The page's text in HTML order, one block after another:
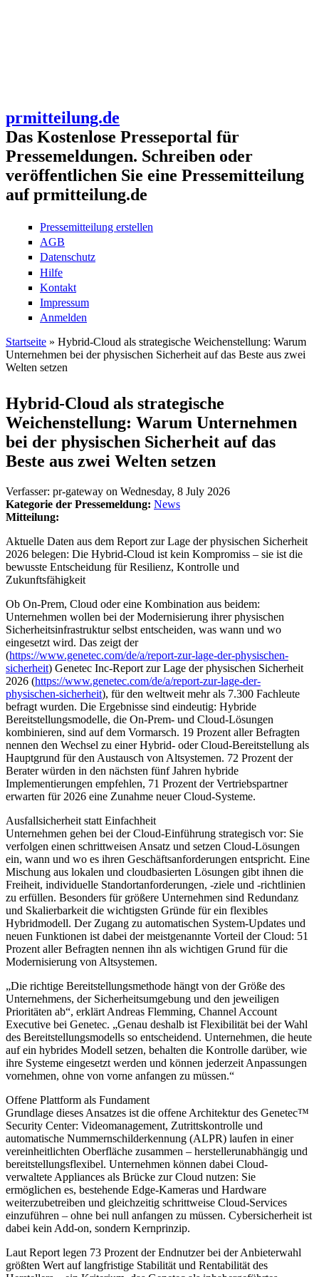
prmitteilung.de
Das Kostenlose Presseportal für
Pressemeldungen. Schreiben oder
veröffentlichen Sie eine Pressemitteilung
auf prmitteilung.de
Pressemitteilung erstellen
AGB
Datenschutz
Hilfe
Kontakt
Impressum
Anmelden
Sie sind hier
Startseite » Hybrid-Cloud als strategische Weichenstellung: Warum
Unternehmen bei der physischen Sicherheit auf das Beste aus zwei
Welten setzen
Hybrid-Cloud als strategische
Weichenstellung: Warum Unternehmen
bei der physischen Sicherheit auf das
Beste aus zwei Welten setzen
Verfasser: pr-gateway on Wednesday, 8 July 2026
Kategorie der Pressemeldung: News
Mitteilung:
Aktuelle Daten aus dem Report zur Lage der physischen Sicherheit
2026 belegen: Die Hybrid-Cloud ist kein Kompromiss – sie ist die
bewusste Entscheidung für Resilienz, Kontrolle und
Zukunftsfähigkeit
Ob On-Prem, Cloud oder eine Kombination aus beidem:
Unternehmen wollen bei der Modernisierung ihrer physischen
Sicherheitsinfrastruktur selbst entscheiden, was wann und wo
eingesetzt wird. Das zeigt der
(https://www.genetec.com/de/a/report-zur-lage-der-physischen-
sicherheit) Genetec Inc-Report zur Lage der physischen Sicherheit
2026 (https://www.genetec.com/de/a/report-zur-lage-der-
physischen-sicherheit), für den weltweit mehr als 7.300 Fachleute
befragt wurden. Die Ergebnisse sind eindeutig: Hybride
Bereitstellungsmodelle, die On-Prem- und Cloud-Lösungen
kombinieren, sind auf dem Vormarsch. 19 Prozent aller Befragten
nennen den Wechsel zu einer Hybrid- oder Cloud-Bereitstellung als
Hauptgrund für den Austausch von Altsystemen. 72 Prozent der
Berater würden in den nächsten fünf Jahren hybride
Implementierungen empfehlen, 71 Prozent der Vertriebspartner
erwarten für 2026 eine Zunahme neuer Cloud-Systeme.
Ausfallsicherheit statt Einfachheit
Unternehmen gehen bei der Cloud-Einführung strategisch vor: Sie
verfolgen einen schrittweisen Ansatz und setzen Cloud-Lösungen
ein, wann und wo es ihren Geschäftsanforderungen entspricht. Eine
Mischung aus lokalen und cloudbasierten Lösungen gibt ihnen die
Freiheit, individuelle Standortanforderungen, -ziele und -richtlinien
zu erfüllen. Besonders für größere Unternehmen sind Redundanz
und Skalierbarkeit die wichtigsten Gründe für ein flexibles
Hybridmodell. Der Zugang zu automatischen System-Updates und
neuen Funktionen ist dabei der meistgenannte Vorteil der Cloud: 51
Prozent aller Befragten nennen ihn als wichtigen Grund für die
Modernisierung von Altsystemen.
„Die richtige Bereitstellungsmethode hängt von der Größe des
Unternehmens, der Sicherheitsumgebung und den jeweiligen
Prioritäten ab“, erklärt Andreas Flemming, Channel Account
Executive bei Genetec. „Genau deshalb ist Flexibilität bei der Wahl
des Bereitstellungsmodells so entscheidend. Unternehmen, die heute
auf ein hybrides Modell setzen, behalten die Kontrolle darüber, wie
ihre Systeme eingesetzt werden und können jederzeit Anpassungen
vornehmen, ohne von vorne anfangen zu müssen.“
Offene Plattform als Fundament
Grundlage dieses Ansatzes ist die offene Architektur des Genetec™
Security Center: Videomanagement, Zutrittskontrolle und
automatische Nummernschilderkennung (ALPR) laufen in einer
vereinheitlichten Oberfläche zusammen – herstellerunabhängig und
bereitstellungsflexibel. Unternehmen können dabei Cloud-
verwaltete Appliances als Brücke zur Cloud nutzen: Sie
ermöglichen es, bestehende Edge-Kameras und Hardware
weiterzubetreiben und gleichzeitig schrittweise Cloud-Services
einzuführen – ohne bei null anfangen zu müssen. Cybersicherheit ist
dabei kein Add-on, sondern Kernprinzip.
Laut Report legen 73 Prozent der Endnutzer bei der Anbieterwahl
größten Wert auf langfristige Stabilität und Rentabilität des